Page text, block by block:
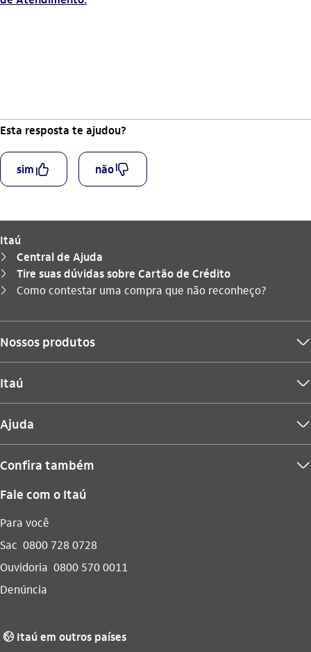
Esta resposta te ajudou?
simcurtir_outline nãodescurtir_outline
Itaú
seta_direita Central de Ajuda
seta_direita Tire suas dúvidas sobre Cartão de Crédito
seta_direita
Você está aqui:
Como contestar uma compra que não reconheço?
Nossos produtos seta_baixo
Itaú seta_baixo
Ajuda seta_baixo
Confira também seta_baixo
Fale com o Itaú
Para você
Sac 0800 728 0728
Ouvidoria 0800 570 0011
Denúncia
globo_outline Itaú em outros países